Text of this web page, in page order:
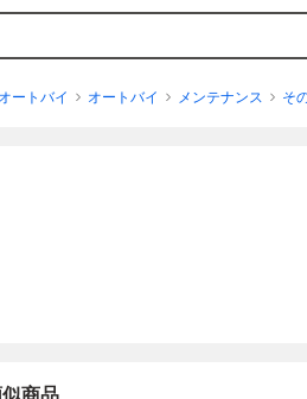
ートバイ オートバイ メンテナンス そ
商品